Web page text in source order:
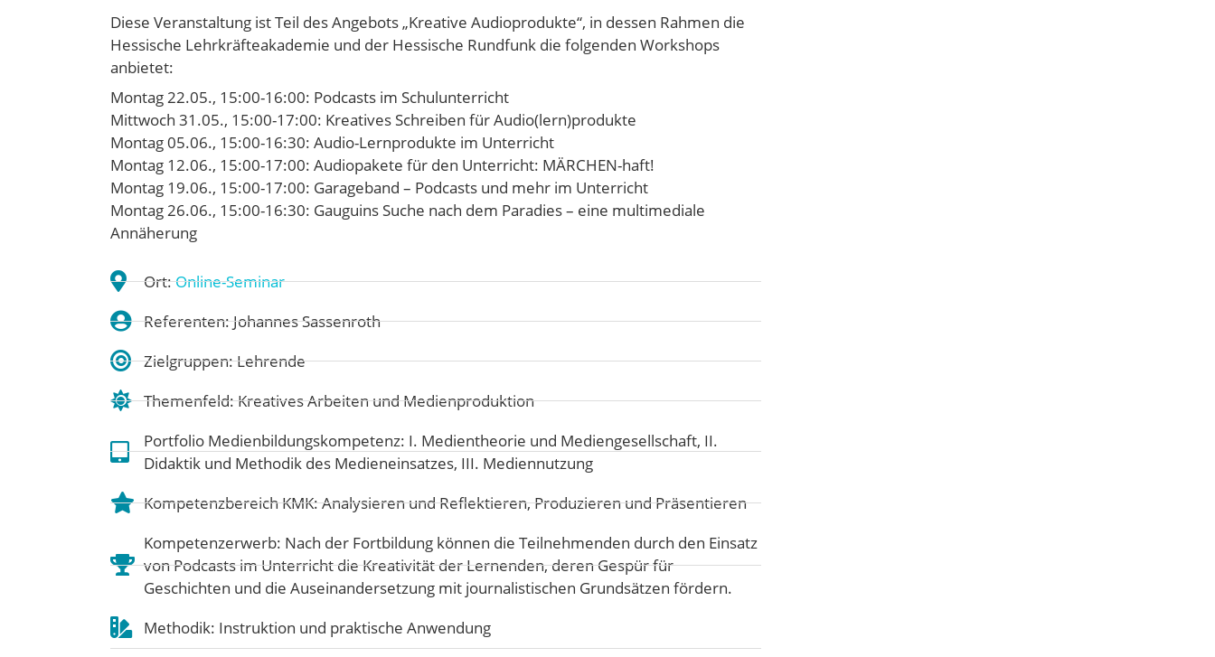
Diese Veranstaltung ist Teil des Angebots „Kreative Audioprodukte“, in dessen Rahmen die
Hessische Lehrkräfteakademie und der Hessische Rundfunk die folgenden Workshops
anbietet:
Montag 22.05., 15:00-16:00: Podcasts im Schulunterricht
Mittwoch 31.05., 15:00-17:00: Kreatives Schreiben für Audio(lern)produkte
Montag 05.06., 15:00-16:30: Audio-Lernprodukte im Unterricht
Montag 12.06., 15:00-17:00: Audiopakete für den Unterricht: MÄRCHEN-haft!
Montag 19.06., 15:00-17:00: Garageband – Podcasts und mehr im Unterricht
Montag 26.06., 15:00-16:30: Gauguins Suche nach dem Paradies – eine multimediale
Annäherung
Ort:Online-Seminar
Referenten: Johannes Sassenroth
Zielgruppen: Lehrende
Themenfeld:Kreatives Arbeiten und Medienproduktion
Portfolio Medienbildungskompetenz: I. Medientheorie und Mediengesellschaft, II.
Didaktik und Methodik des Medieneinsatzes, III. Mediennutzung
Kompetenzbereich KMK:Analysieren und Reflektieren,Produzieren und Präsentieren
Kompetenzerwerb: Nach der Fortbildung können die Teilnehmenden durch den Einsatz
von Podcasts im Unterricht die Kreativität der Lernenden, deren Gespür für
Geschichten und die Auseinandersetzung mit journalistischen Grundsätzen fördern.
Methodik: Instruktion und praktische Anwendung